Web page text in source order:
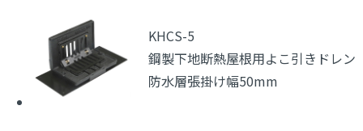
KHCS-5
鋼製下地断熱屋根用よこ引きドレン
防水層張掛け幅50mm